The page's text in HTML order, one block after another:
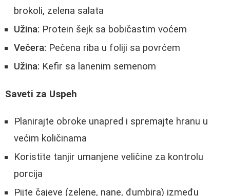
brokoli, zelena salata
Užina: Protein šejk sa bobičastim voćem
Večera: Pečena riba u foliji sa povrćem
Užina: Kefir sa lanenim semenom
Saveti za Uspeh
Planirajte obroke unapred i spremajte hranu u
većim količinama
Koristite tanjir umanjene veličine za kontrolu
porcija
Pijte čajeve (zelene, nane, đumbira) između